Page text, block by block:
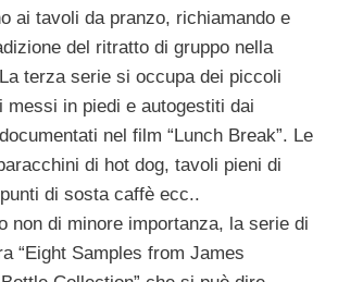
ai tavoli da pranzo, richiamando e
del ritratto di gruppo nella
terza serie si occupa dei piccoli
messi in piedi e autogestiti dai
nel film “Lunch Break”. Le
di hot dog, tavoli pieni di
di sosta caffè ecc..
non di minore importanza, la serie di
“Eight Samples from James